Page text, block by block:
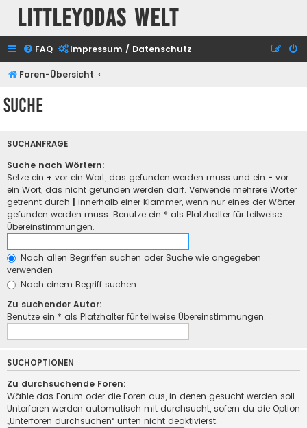
Littleyodas Welt
FAQ Impressum / Datenschutz
Foren-Übersicht
Suche
SUCHANFRAGE
Suche nach Wörtern:
Setze ein + vor ein Wort, das gefunden werden muss und ein - vor
ein Wort, das nicht gefunden werden darf. Verwende mehrere Wörter
getrennt durch
innerhalb einer Klammer, wenn nur eines der Wörter
gefunden werden muss. Benutze ein * als Platzhalter für teilweise
Übereinstimmungen.
Nach allen Begriffen suchen oder Suche wie angegeben
verwenden
Nach einem Begriff suchen
Zu suchender Autor:
Benutze ein * als Platzhalter für teilweise Übereinstimmungen.
SUCHOPTIONEN
Zu durchsuchende Foren:
Wähle das Forum oder die Foren aus, in denen gesucht werden soll.
Unterforen werden automatisch mit durchsucht, sofern du die Option
„Unterforen durchsuchen“ unten nicht deaktivierst.